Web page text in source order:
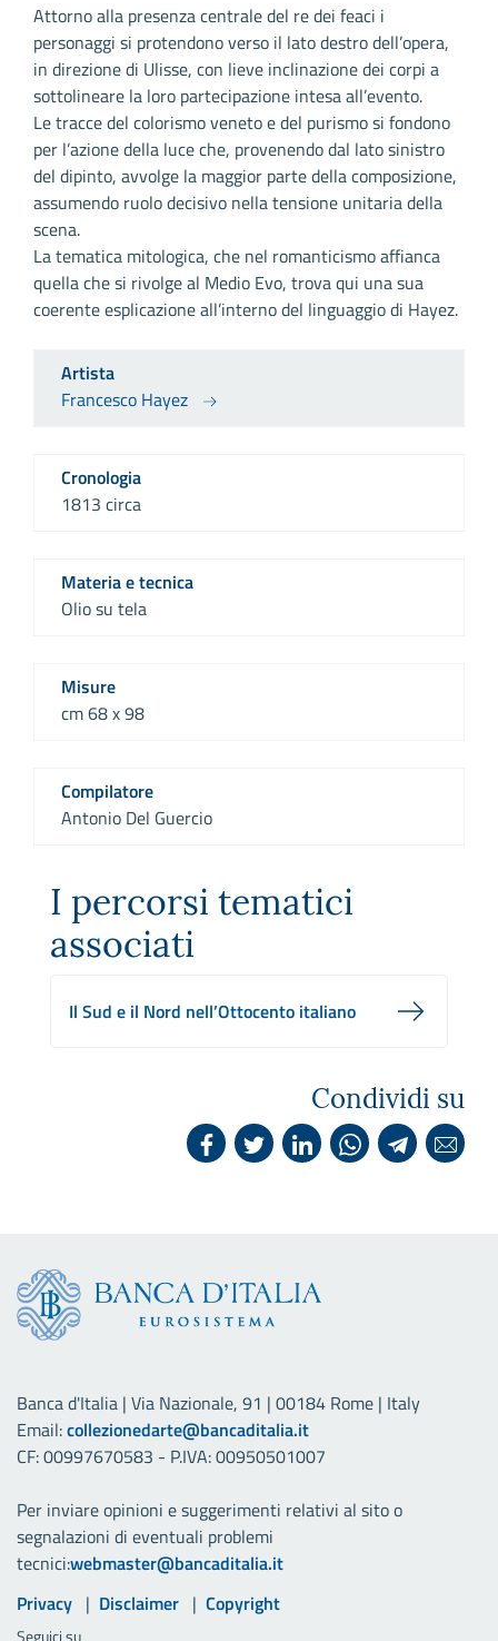
Attorno alla presenza centrale del re dei feaci i
personaggi si protendono verso il lato destro dell’opera,
in direzione di Ulisse, con lieve inclinazione dei corpi a
sottolineare la loro partecipazione intesa all’evento.
Le tracce del colorismo veneto e del purismo si fondono
per l’azione della luce che, provenendo dal lato sinistro
del dipinto, avvolge la maggior parte della composizione,
assumendo ruolo decisivo nella tensione unitaria della
scena.
La tematica mitologica, che nel romanticismo affianca
quella che si rivolge al Medio Evo, trova qui una sua
coerente esplicazione all’interno del linguaggio di Hayez.
Artista
Francesco Hayez
Cronologia
1813 circa
Materia e tecnica
Olio su tela
Misure
cm 68 x 98
Compilatore
Antonio Del Guercio
I percorsi tematici
associati
Il Sud e il Nord nell’Ottocento italiano
Condividi su
Banca d'Italia | Via Nazionale, 91 | 00184 Rome | Italy
Email:collezionedarte@bancaditalia.it
CF: 00997670583 - P.IVA: 00950501007
Per inviare opinioni e suggerimenti relativi al sito o
segnalazioni di eventuali problemi
tecnici:webmaster@bancaditalia.it
Link utili
Privacy Disclaimer Copyright